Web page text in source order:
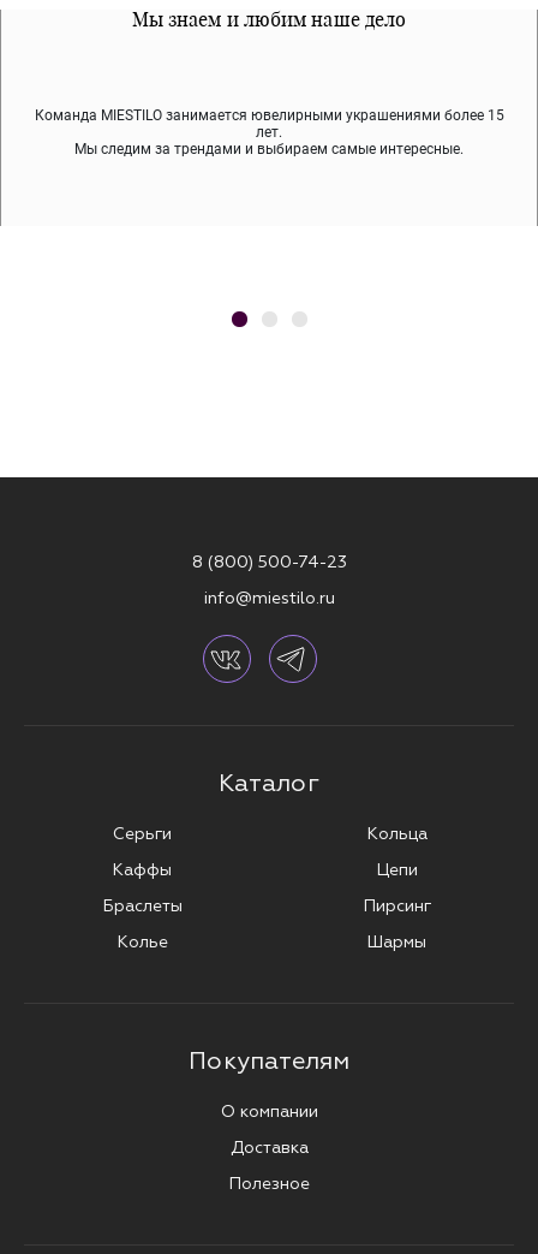
Мы знаем и любим наше дело
Команда MIESTILO занимается ювелирными украшениями более 15
лет.
Мы следим за трендами и выбираем самые интересные.
Все наши материалы гипоалергенны
Мы используем покрытие (родий, ювелирный сплав), которое не
содержит никеля и свинца — это исключает аллергию.
Примерка перед покупкой
Во время доставки спокойно примеряйте украшения, выбирайте те,
что вам нравятся, остальные заберёт курьер.
8 (800) 500-74-23
info@miestilo.ru
Каталог
Серьги
Каффы
Браслеты
Колье
Кольца
Цепи
Пирсинг
Шармы
Покупателям
О компании
Доставка
Полезное